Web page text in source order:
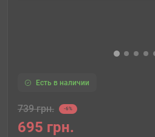
Есть в наличии
739 грн. -6%
695 грн.